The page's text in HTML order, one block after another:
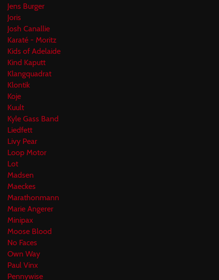
Jens Burger
Joris
Josh Canallie
Karaté - Moritz
Kids of Adelaide
Kind Kaputt
Klangquadrat
Klontik
Koje
Kuult
Kyle Gass Band
Liedfett
Livy Pear
Loop Motor
Lot
Madsen
Maeckes
Marathonmann
Marie Angerer
Minipax
Moose Blood
No Faces
Own Way
Paul Vinx
Pennywise